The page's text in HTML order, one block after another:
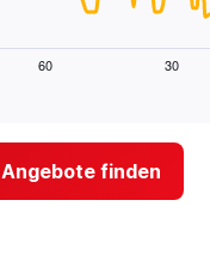
60 30
Angebote finden